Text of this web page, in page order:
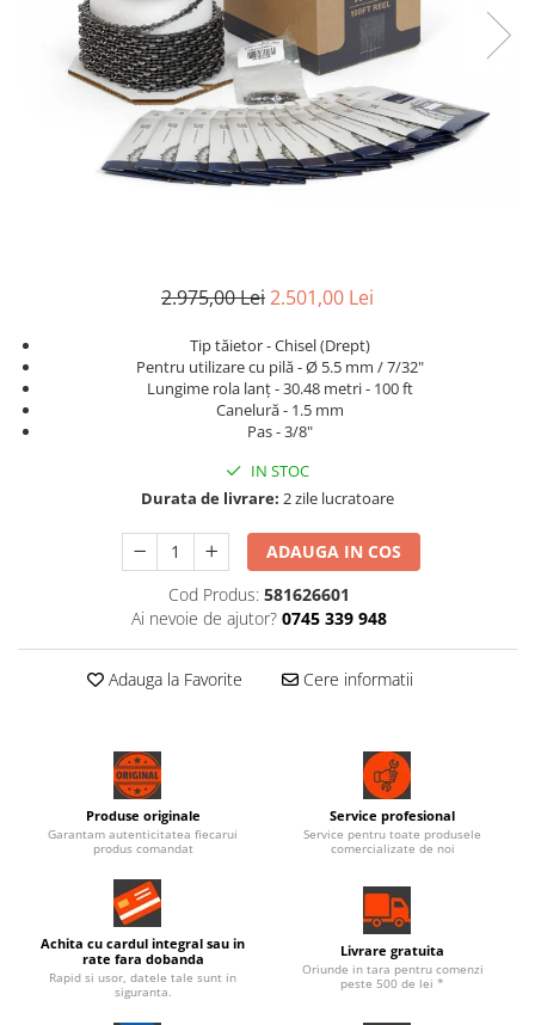
2.975,00 Lei2.501,00 Lei
Tip tăietor - Chisel (Drept)
Pentru utilizare cu pilă - Ø 5.5 mm / 7/32"
Lungime rola lanț - 30.48 metri - 100 ft
Canelură - 1.5 mm
Pas - 3/8"
IN STOC
Durata de livrare: 2 zile lucratoare
ADAUGA IN COS
Cod Produs: 581626601
Ai nevoie de ajutor? 0745 339 948
Adauga la Favorite Cere informatii
Produse originale
Garantam autenticitatea fiecarui
produs comandat
Service profesional
Service pentru toate produsele
comercializate de noi
Achita cu cardul integral sau in
rate fara dobanda
Rapid si usor, datele tale sunt in
siguranta.
Livrare gratuita
Oriunde in tara pentru comenzi
peste 500 de lei *